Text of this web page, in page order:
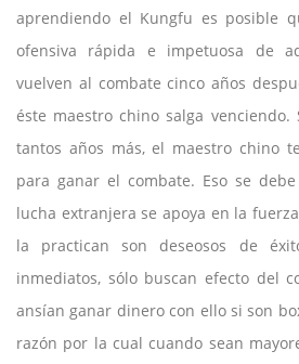
aprendiendo el Kungfu es posible
ofensiva rápida e impetuosa de
vuelven al combate cinco años
éste maestro chino salga venciendo.
tantos años más, el maestro chino
para ganar el combate. Eso se
lucha extranjera se apoya en la
la practican son deseosos de
inmediatos, sólo buscan efecto del
ansían ganar dinero con ello si son
razón por la cual cuando sean